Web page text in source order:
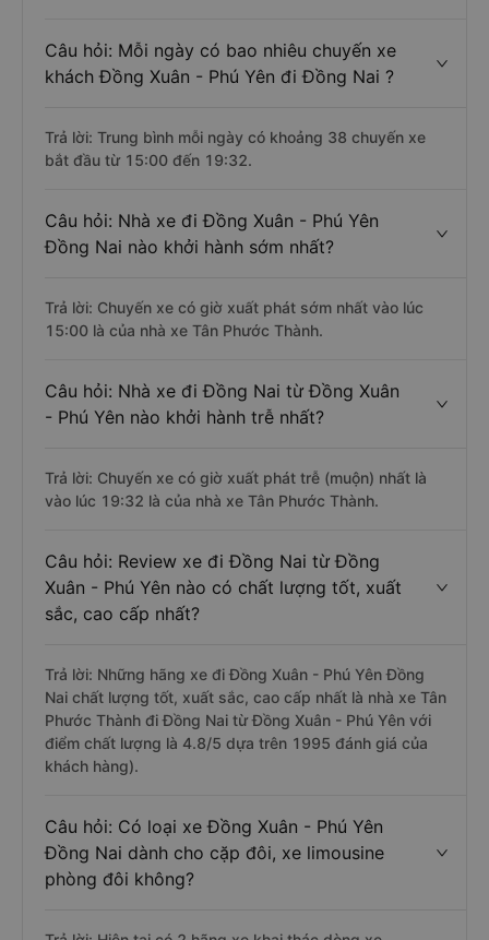
Câu hỏi: Mỗi ngày có bao nhiêu chuyến xe
khách Đồng Xuân - Phú Yên đi Đồng Nai ?
Trả lời: Trung bình mỗi ngày có khoảng 38 chuyến xe
bắt đầu từ 15:00 đến 19:32.
Câu hỏi: Nhà xe đi Đồng Xuân - Phú Yên
Đồng Nai nào khởi hành sớm nhất?
Trả lời: Chuyến xe có giờ xuất phát sớm nhất vào lúc
15:00 là của nhà xe Tân Phước Thành.
Câu hỏi: Nhà xe đi Đồng Nai từ Đồng Xuân
- Phú Yên nào khởi hành trễ nhất?
Trả lời: Chuyến xe có giờ xuất phát trễ (muộn) nhất là
vào lúc 19:32 là của nhà xe Tân Phước Thành.
Câu hỏi: Review xe đi Đồng Nai từ Đồng
Xuân - Phú Yên nào có chất lượng tốt, xuất
sắc, cao cấp nhất?
Trả lời: Những hãng xe đi Đồng Xuân - Phú Yên Đồng
Nai chất lượng tốt, xuất sắc, cao cấp nhất là nhà xe Tân
Phước Thành đi Đồng Nai từ Đồng Xuân - Phú Yên với
điểm chất lượng là 4.8/5 dựa trên 1995 đánh giá của
khách hàng).
Câu hỏi: Có loại xe Đồng Xuân - Phú Yên
Đồng Nai dành cho cặp đôi, xe limousine
phòng đôi không?